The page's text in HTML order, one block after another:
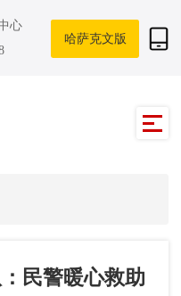
心
哈萨克文版
民警暖心救助